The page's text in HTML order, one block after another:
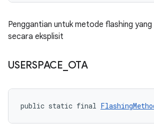
Penggantian untuk metode flashing
secara eksplisit
USERSPACE OTA
public static final